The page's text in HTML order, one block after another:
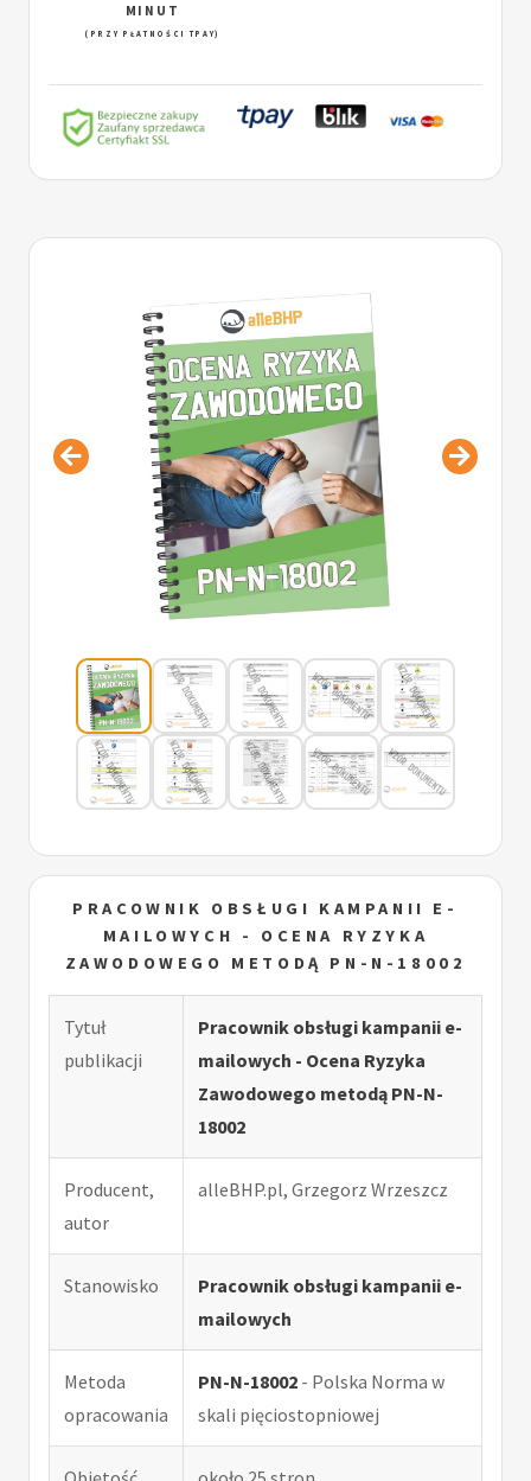
PRACOWNIK OBSŁUGI KAMPANII E-
MAILOWYCH - OCENA RYZYKA
ZAWODOWEGO METODĄ PN-N-18002
Tytuł
publikacji
Pracownik obsługi kampanii e-
mailowych - Ocena Ryzyka
Zawodowego metodą PN-N-
18002
Producent,
autor
alleBHP.pl, Grzegorz Wrzeszcz
Stanowisko
Pracownik obsługi kampanii e-
mailowych
Metoda
opracowania
PN-N-18002 - Polska Norma w
skali pięciostopniowej
MINUT
(PRZY PŁATNOŚCI TPAY)